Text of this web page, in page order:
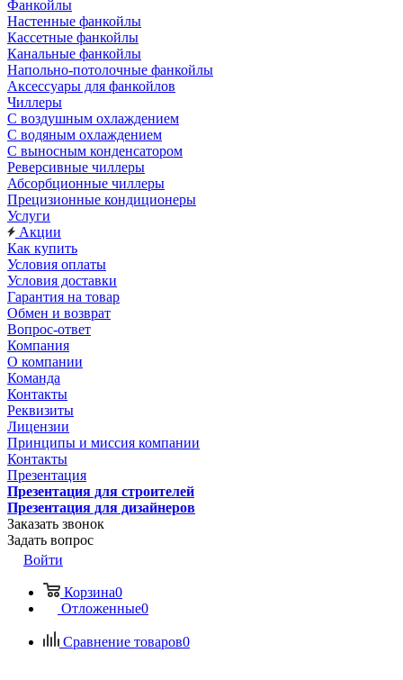
Фанкойлы
Настенные фанкойлы
Кассетные фанкойлы
Канальные фанкойлы
Напольно-потолочные фанкойлы
Аксессуары для фанкойлов
Чиллеры
С воздушным охлаждением
С водяным охлаждением
С выносным конденсатором
Реверсивные чиллеры
Абсорбционные чиллеры
Прецизионные кондиционеры
Услуги
Акции
Как купить
Условия оплаты
Условия доставки
Гарантия на товар
Обмен и возврат
Вопрос-ответ
Компания
О компании
Команда
Контакты
Реквизиты
Лицензии
Принципы и миссия компании
Контакты
Презентация
Презентация для строителей
Презентация для дизайнеров
Заказать звонок
Задать вопрос
Войти
Корзина0
Отложенные0
Сравнение товаров0